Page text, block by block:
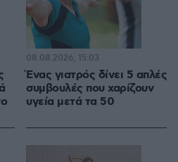
Ένας γιατρός δίνει 5 απλές
συμβουλές που χαρίζουν
υγεία μετά τα 50
08.08.2026, 15:03